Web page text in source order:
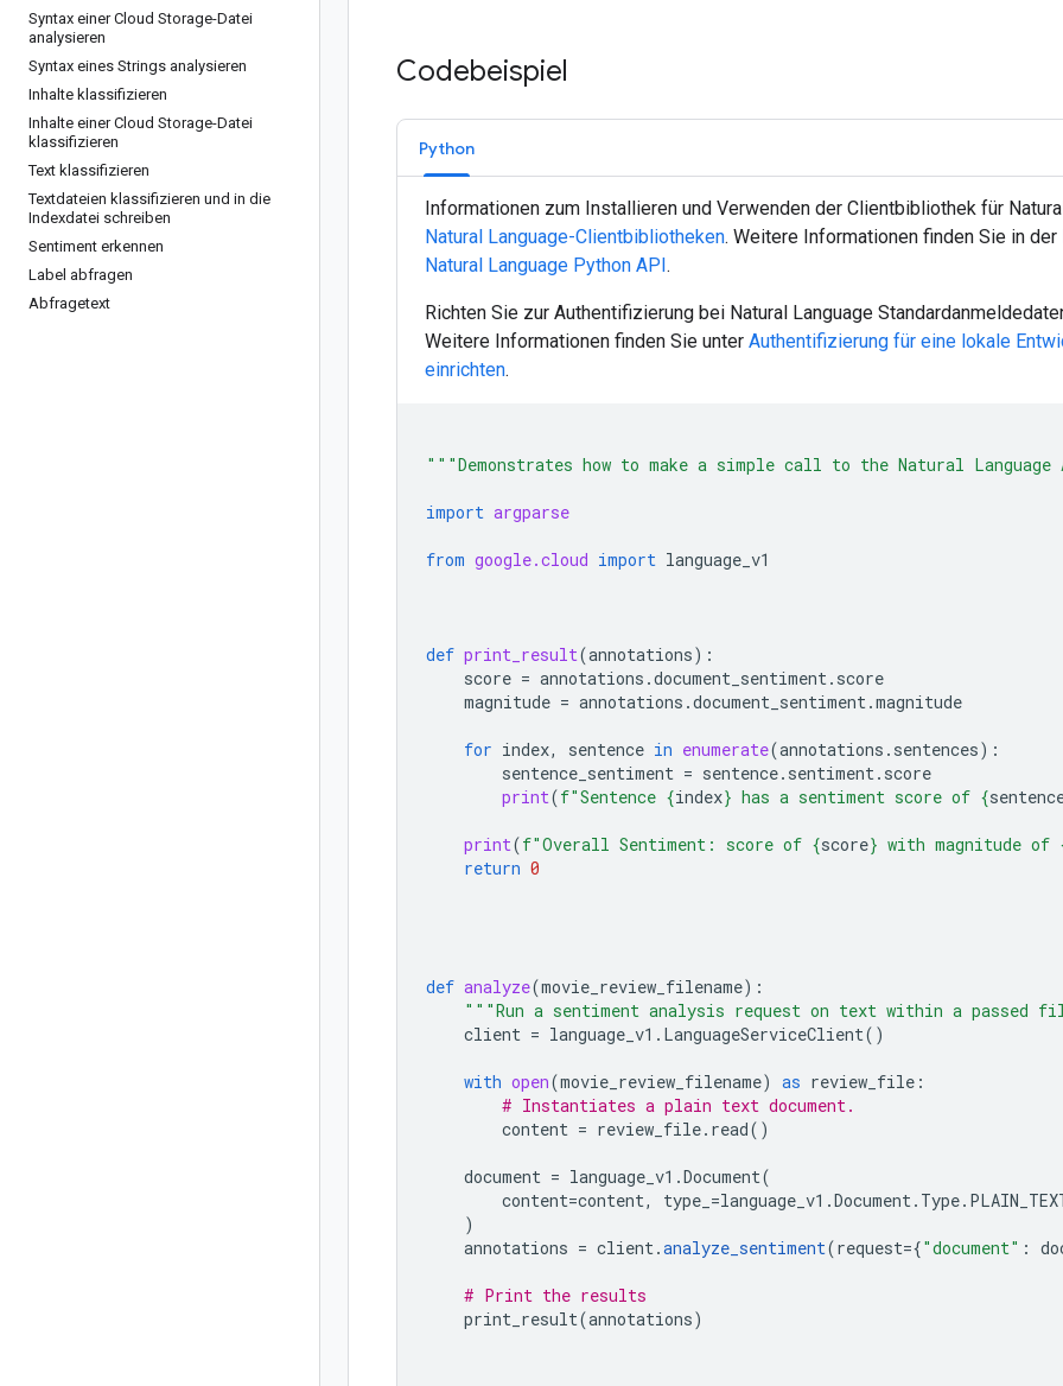
Syntax einer Cloud Storage-Datei
analysieren
Syntax eines Strings analysieren
Inhalte klassifizieren
Inhalte einer Cloud Storage-Datei
klassifizieren
Text klassifizieren
Textdateien klassifizieren und in die
Indexdatei schreiben
Sentiment erkennen
Label abfragen
Abfragetext
Codebeispiel
Python
Informationen zum Installieren und Verwenden der Clientbibliothek für
Natural Language-Clientbibliotheken. Weitere Informationen finden Sie in der
Natural Language Python API.
Richten Sie zur Authentifizierung bei Natural Language
Weitere Informationen finden Sie unter Authentifizierung für eine lokale
einrichten.
"""Demonstrates how to make a simple call to the Natural
import argparse
from google.cloud import language_v1
def print_result(annotations):
score = annotations .document_sentiment. score
magnitude = annotations .document_sentiment.magnitude
for index, sentence in enumerate(annotations . sentences):
sentence_sentiment = sentence. sentiment. score
print(f"Sentence {index} has a sentiment score of {
print(f"Overall Sentiment: score of {score} with magnitude of
return 0
def analyze(movie_review_filename):
"""Run a sentiment analysis request on text within a passed
client = language_v1 . LanguageServiceClient()
with open(movie_review_filename) as review_file :
# Instantiates a plain text document.
content = review_file. read()
document = language_v1 .Document(
content=content, type_ =language_v1 .Document. Type.
)
annotations = client.analyze_sentiment(request={"document" :
# Print the results
print_result(annotations)